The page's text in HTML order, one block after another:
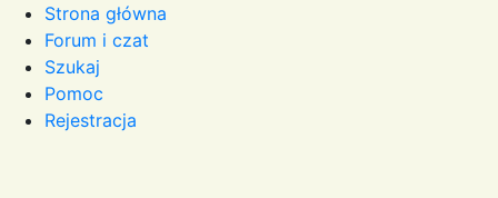
Strona główna
Forum i czat
Szukaj
Pomoc
Rejestracja